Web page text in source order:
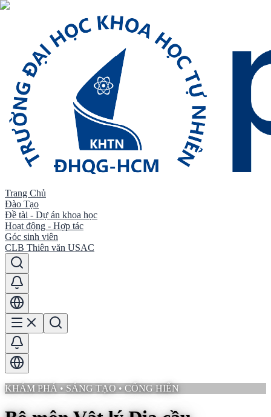
Trang Chủ
Đào Tạo
Đề tài - Dự án khoa học
Hoạt động - Hợp tác
Góc sinh viên
CLB Thiên văn USAC
KHÁM PHÁ • SÁNG TẠO • CỐNG HIẾN